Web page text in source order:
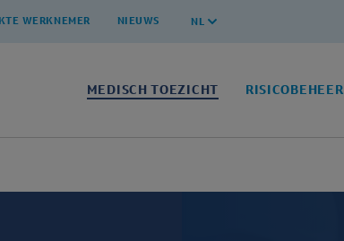
WERKNEMER NIEUWS NL
MEDISCH TOEZICHT RISICOBEHEER